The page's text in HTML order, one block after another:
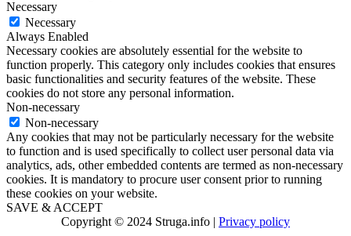
Necessary
Necessary
Always Enabled
Necessary cookies are absolutely essential for the website to
function properly. This category only includes cookies that ensures
basic functionalities and security features of the website. These
cookies do not store any personal information.
Non-necessary
Non-necessary
Any cookies that may not be particularly necessary for the website
to function and is used specifically to collect user personal data via
analytics, ads, other embedded contents are termed as non-necessary
cookies. It is mandatory to procure user consent prior to running
these cookies on your website.
SAVE & ACCEPT
Copyright © 2024 Struga.info | Privacy policy